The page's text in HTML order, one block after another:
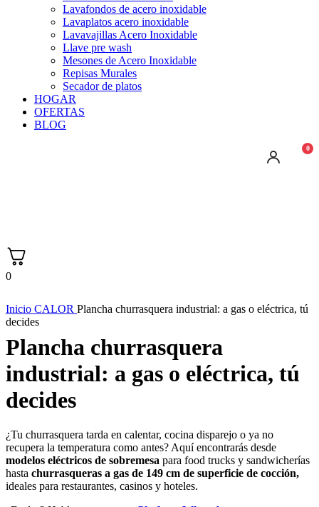
Lavafondos de acero inoxidable
Lavaplatos acero inoxidable
Lavavajillas Acero Inoxidable
Llave pre wash
Mesones de Acero Inoxidable
Repisas Murales
Secador de platos
HOGAR
OFERTAS
BLOG
0
0
Inicio CALOR Plancha churrasquera industrial: a gas o eléctrica, tú
decides
Plancha churrasquera
industrial: a gas o eléctrica, tú
decides
¿Tu churrasquera tarda en calentar, cocina disparejo o ya no
recupera la temperatura como antes? Aquí encontrarás desde
modelos eléctricos de sobremesa para food trucks y sandwicherías
hasta churrasqueras a gas de 149 cm de superficie de cocción,
ideales para restaurantes, casinos y hoteles.